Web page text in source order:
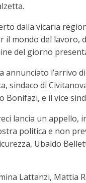
dalla vicaria
mondo del lavoro,
del giorno
l’arrivo
sindaco di
Bonifazi, e il vice
lancia un appello,
politica e non
Ubaldo
Lattanzi, Mattia